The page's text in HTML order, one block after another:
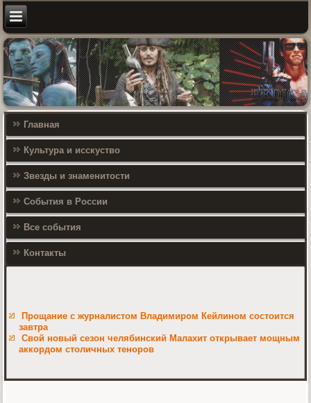
Главная
Культура и исскуство
Звезды и знаменитости
События в России
Все события
Контакты
Прощание с журналистом Владимиром Кейлином состоится
завтра
Свой новый сезон челябинский Малахит открывает мощным
аккордом столичных теноров